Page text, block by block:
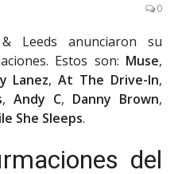
0
Leeds anunciaron su
Estos son: Muse,
Lanez,At The Drive-In,
, Andy C, Danny Brown,
She Sleeps.
del